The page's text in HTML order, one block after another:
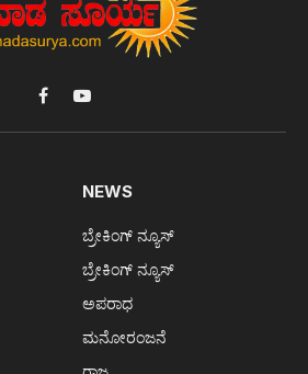
FacebookYouTube
NEWS
ಬ್ರೇಕಿಂಗ್ ನ್ಯೂಸ್
ಬ್ರೇಕಿಂಗ್ ನ್ಯೂಸ್
ಅಪರಾಧ
ಮನೋರಂಜನೆ